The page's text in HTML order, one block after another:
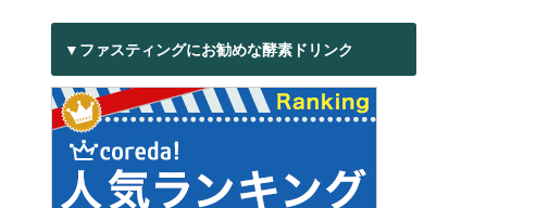
▼ファスティングにお勧めな酵素ドリンク